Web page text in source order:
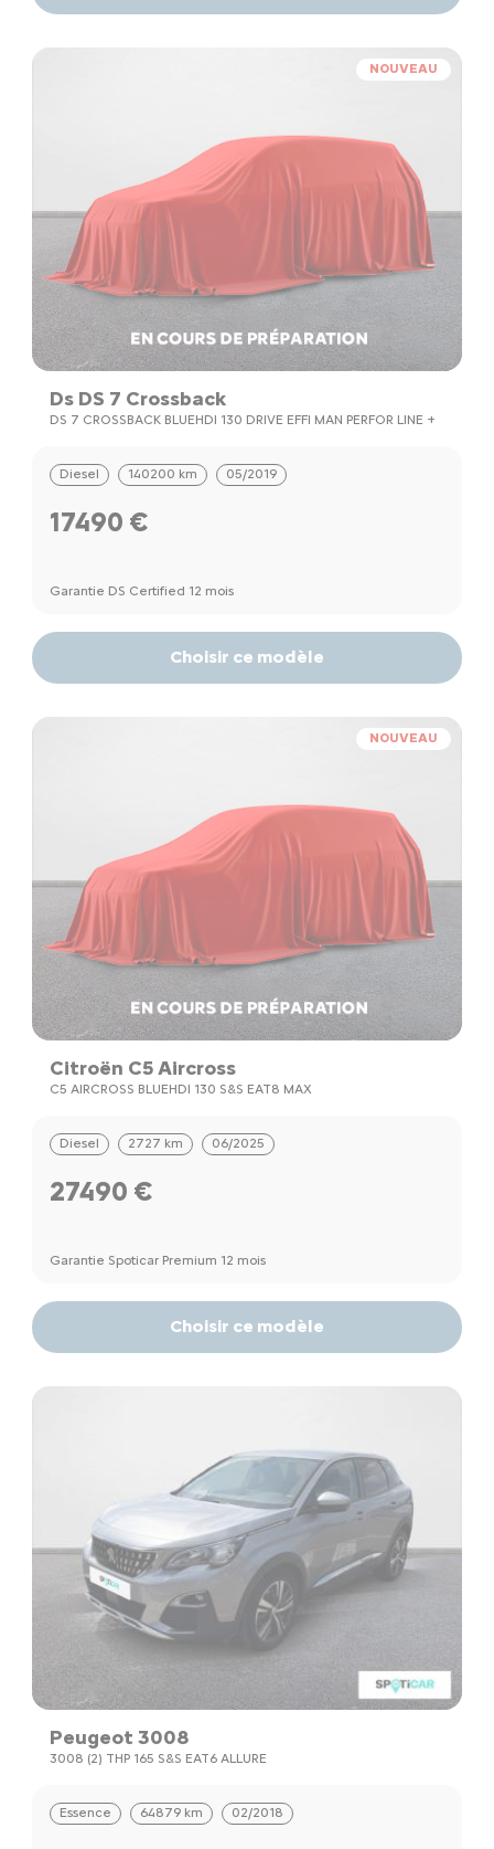
NOUVEAU
Ds DS 7 Crossback
DS 7 CROSSBACK BLUEHDI 130 DRIVE EFFI MAN PERFOR LINE +
Diesel 140200 km 05/2019
17490 €
Garantie DS Certified 12 mois
Choisir ce modèle
NOUVEAU
Citroën C5 Aircross
C5 AIRCROSS BLUEHDI 130 S&S EAT8 MAX
Diesel 2727 km 06/2025
27490 €
Garantie Spoticar Premium 12 mois
Choisir ce modèle
Peugeot 3008
3008 (2) THP 165 S&S EAT6 ALLURE
Essence 64879 km 02/2018